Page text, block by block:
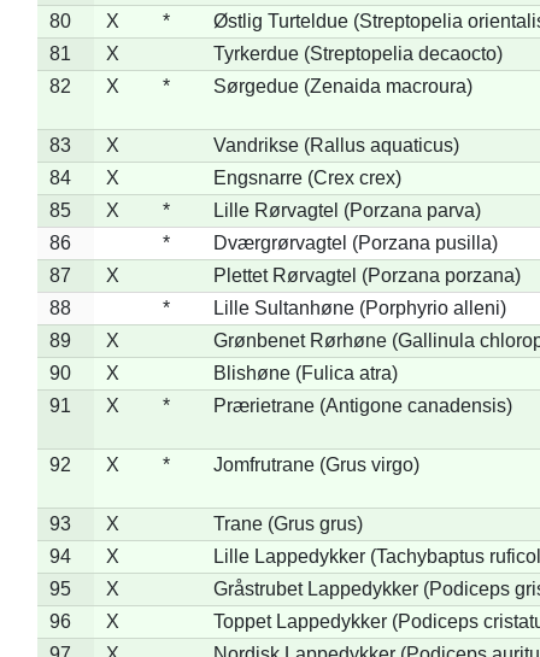
80
X *
Østlig Turteldue (Streptopelia
81
X
Tyrkerdue (Streptopelia decaocto)
82
X * Sørgedue (Zenaida macroura)
83 X
Vandrikse (Rallus aquaticus)
84
X
Engsnarre (Crex crex)
85
X *
Lille Rørvagtel (Porzana parva)
86
*
Dværgrørvagtel (Porzana pusilla)
87
X
Plettet Rørvagtel (Porzana porzana)
88
*
Lille Sultanhøne (Porphyrio alleni)
89
X
Grønbenet Rørhøne (Gallinula
90
X
Blishøne (Fulica atra)
91
X * Prærietrane (Antigone canadensis)
92 X * Jomfrutrane (Grus virgo)
93 X
Trane (Grus grus)
94
X
Lille Lappedykker (Tachybaptus
95
X
Gråstrubet Lappedykker (Podiceps
96
X
Toppet Lappedykker (Podiceps